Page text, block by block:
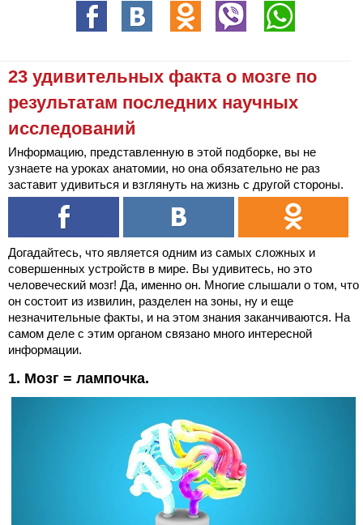
23 удивительных факта о мозге по
результатам последних научных
исследований
Информацию, представленную в этой подборке, вы не
узнаете на уроках анатомии, но она обязательно не раз
заставит удивиться и взглянуть на жизнь с другой стороны.
Догадайтесь, что является одним из самых сложных и
совершенных устройств в мире. Вы удивитесь, но это
человеческий мозг! Да, именно он. Многие слышали о том, что
он состоит из извилин, разделен на зоны, ну и еще
незначительные факты, и на этом знания заканчиваются. На
самом деле с этим органом связано много интересной
информации.
1. Мозг = лампочка.